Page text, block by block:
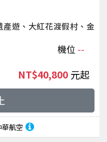
產遊、大紅花渡假村、金
機位 --
華航空
NT$40,800 起